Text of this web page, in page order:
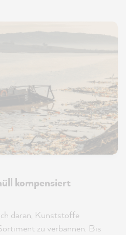
kompensiert
daran, Kunststoffe
zu verbannen. Bis